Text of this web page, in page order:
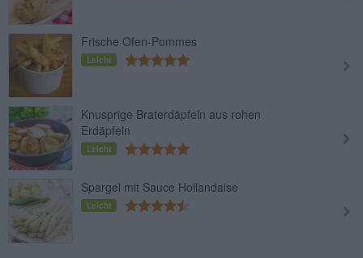
Frische Ofen-Pommes
Leicht
Knusprige Braterdäpfeln aus rohen
Erdäpfeln
Leicht
Spargel mit Sauce Hollandaise
Leicht